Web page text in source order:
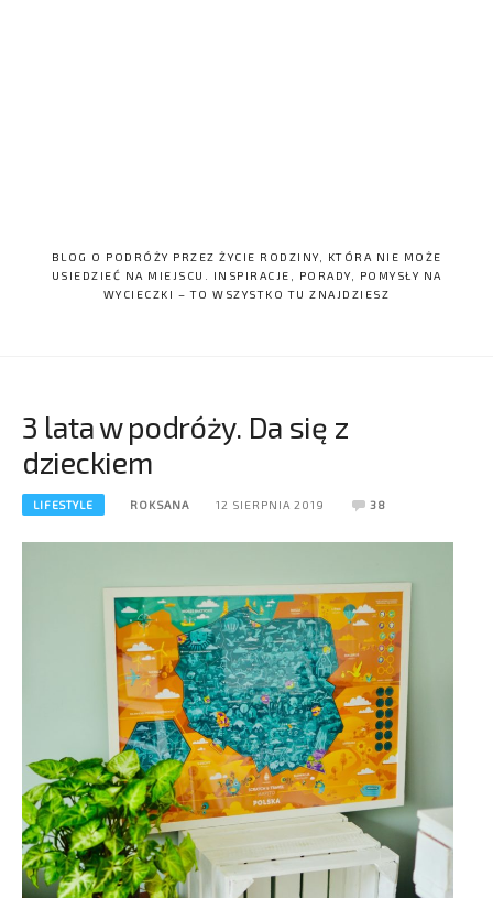
BLOG O PODRÓŻY PRZEZ ŻYCIE RODZINY, KTÓRA NIE MOŻE
USIEDZIEĆ NA MIEJSCU. INSPIRACJE, PORADY, POMYSŁY NA
WYCIECZKI – TO WSZYSTKO TU ZNAJDZIESZ
3 lata w podróży. Da się z
dzieckiem
LIFESTYLE ROKSANA 12 SIERPNIA 2019 38